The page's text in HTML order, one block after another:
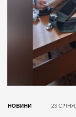
НОВИНИ 23